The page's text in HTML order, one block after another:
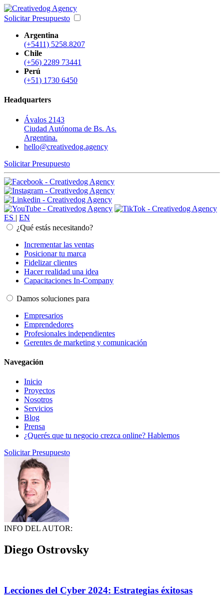
Solicitar Presupuesto
Argentina
(+5411) 5258.8207
Chile
(+56) 2289 73441
Perú
(+51) 1730 6450
Headquarters
Ávalos 2143
Ciudad Autónoma de Bs. As.
Argentina.
hello@creativedog.agency
Solicitar Presupuesto
ES | EN
¿Qué estás necesitando?
Incrementar las ventas
Posicionar tu marca
Fidelizar clientes
Hacer realidad una idea
Capacitaciones In-Company
Damos soluciones para
Empresarios
Emprendedores
Profesionales independientes
Gerentes de marketing y comunicación
Navegación
Inicio
Proyectos
Nosotros
Servicios
Blog
Prensa
¿Querés que tu negocio crezca online? Hablemos
Solicitar Presupuesto
INFO DEL AUTOR:
Diego Ostrovsky
Lecciones del Cyber 2024: Estrategias éxitosas